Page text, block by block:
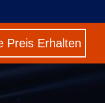
Preis Erhalten